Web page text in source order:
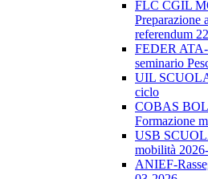
FLC CGIL
Preparazione
referendum
FEDER ATA-
seminario
UIL
ciclo
COBAS
Formazione
USB
mobilità
ANIEF-